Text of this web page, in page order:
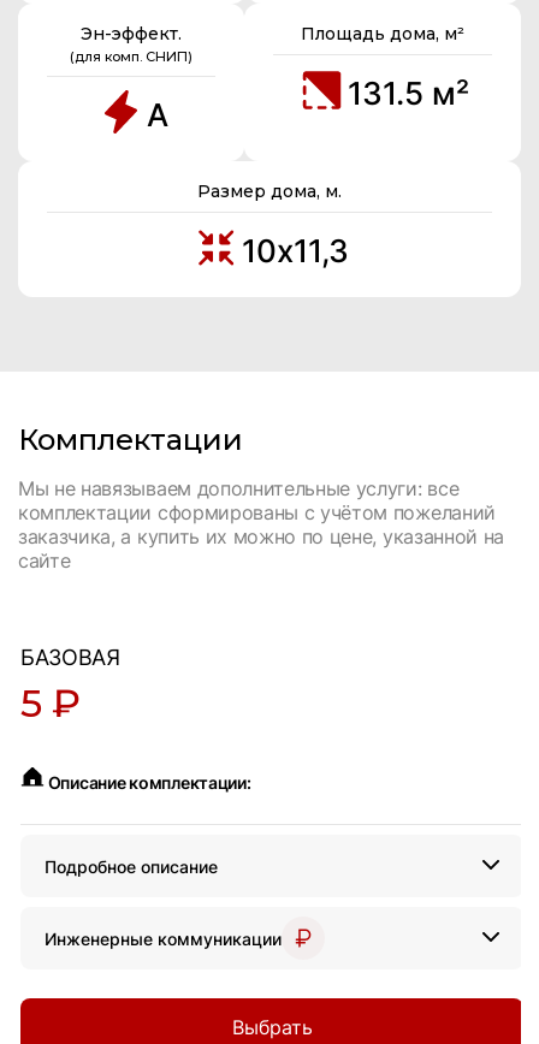
Эн-эффект.
(для комп. СНИП)
A
Площадь дома, м²
131.5 м²
Размер дома, м.
10х11,3
Комплектации
Мы не навязываем дополнительные услуги: все
комплектации сформированы с учётом пожеланий
заказчика, а купить их можно по цене, указанной на
сайте
БАЗОВАЯ
5 ₽
Описание комплектации:
Подробное описание
Инженерные коммуникации
Выбрать